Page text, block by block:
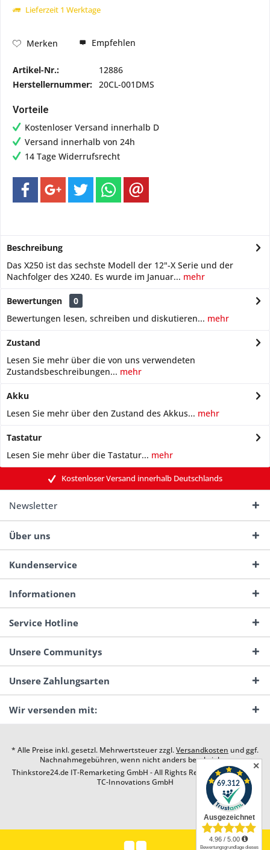
Lieferzeit 1 Werktage
Merken Empfehlen
Artikel-Nr.:
12886
Herstellernummer: 20CL-001DMS
Vorteile
Kostenloser Versand innerhalb D
Versand innerhalb von 24h
14 Tage Widerrufsrecht
Beschreibung
Das X250 ist das sechste Modell der 12"-X Serie und der
Nachfolger des X240. Es wurde im Januar... mehr
Bewertungen
0
Bewertungen lesen, schreiben und diskutieren... mehr
Zustand
Lesen Sie mehr über die von uns verwendeten
Zustandsbeschreibungen... mehr
Akku
Lesen Sie mehr über den Zustand des Akkus... mehr
Tastatur
Lesen Sie mehr über die Tastatur... mehr
Kostenloser Versand innerhalb Deutschlands
Newsletter
Über uns
Kundenservice
Informationen
Service Hotline
Unsere Communitys
Unsere Zahlungsarten
Wir versenden mit:
* Alle Preise inkl. gesetzl. Mehrwertsteuer zzgl.Versandkosten und ggf.
Nachnahmegebühren, wenn nicht anders beschrieben
Thinkstore24.de IT-Remarketing GmbH - All Rights Reserved. Design by
TC-Innovations GmbH
✕